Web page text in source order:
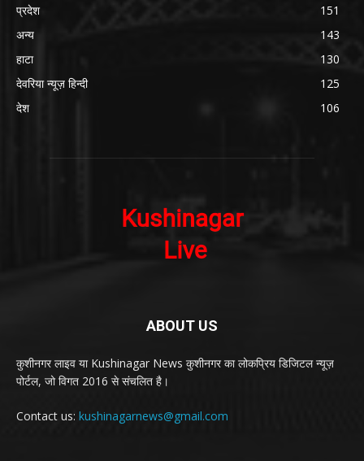
प्रदेश
151
अन्य
143
हाटा
130
देवरिया न्यूज़ हिन्दी
125
देश
106
ABOUT US
कुशीनगर लाइव या Kushinagar News कुशीनगर का लोकप्रिय डिजिटल न्यूज़
पोर्टल, जो विगत 2016 से संचलित है।
Contact us: kushinagarnews@gmail.com